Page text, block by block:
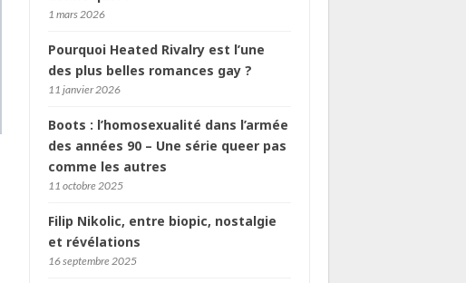
1 mars 2026
Pourquoi Heated Rivalry est l’une
des plus belles romances gay ?
11 janvier 2026
Boots : l’homosexualité dans l’armée
des années 90 – Une série queer pas
comme les autres
11 octobre 2025
Filip Nikolic, entre biopic, nostalgie
et révélations
16 septembre 2025